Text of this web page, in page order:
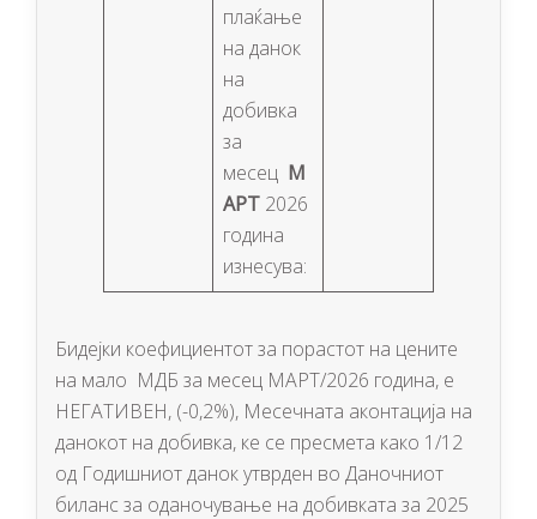
плаќање
на данок
на
добивка
за
месец М
АРТ 2026
година
изнесува:
Бидејки коефициентот за порастот на цените
на мало МДБ за месец МАРТ/2026 година, е
НЕГАТИВЕН, (-0,2%), Месечната аконтација на
данокот на добивка, ке се пресмета како 1/12
од Годишниот данок утврден во Даночниот
биланс за оданочување на добивката за 2025